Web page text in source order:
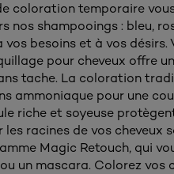
coloration temporaire
shampooings : bleu,
besoins et à vos désirs.
pour cheveux offre
tache. La coloration
ammoniaque pour une
riche et soyeuse
racines de vos cheveux
Magic Retouch, qui
un mascara. Colorez vos